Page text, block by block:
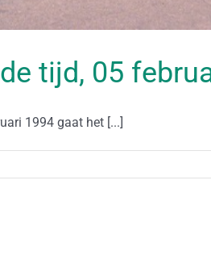
tijd, 05
1994 gaat het [...]